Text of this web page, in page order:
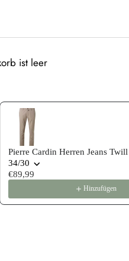
ist leer
to view more
Pierre Cardin Herren Jeans Twill
34/30
€89,99
Hinzufügen